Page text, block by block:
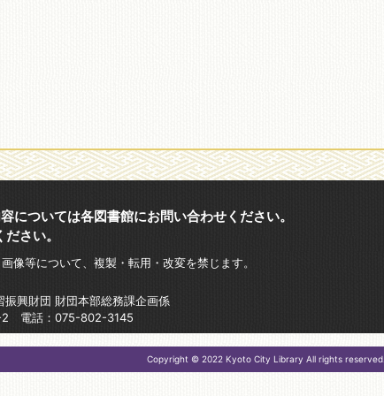
については各図書館にお問い合わせください。
さい。
像等について、複製・転用・改変を禁じます。
興財団 財団本部総務課企画係
2 電話：075-802-3145
Copyright © 2022 Kyoto City Library All rights reserved.